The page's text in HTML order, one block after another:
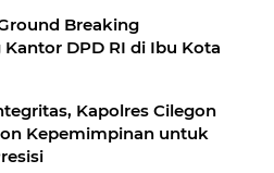
Breaking
DPD RI di Ibu Kota
Kapolres Cilegon
Kepemimpinan untuk